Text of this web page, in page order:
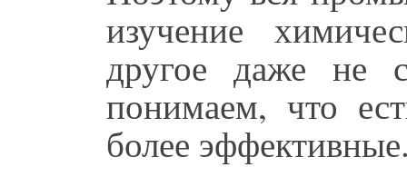
изучение
другое даже не
понимаем, что
более